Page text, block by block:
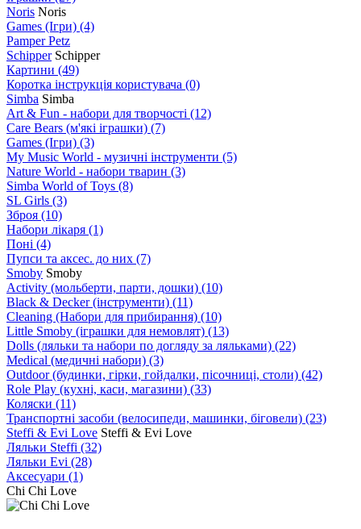
Noris Noris
Games (Ігри) (4)
Pamper Petz
Schipper Schipper
Картини (49)
Коротка інструкція користувача (0)
Simba Simba
Art & Fun - набори для творчості (12)
Care Bears (м'які іграшки) (7)
Games (Ігри) (3)
My Music World - музичні інструменти (5)
Nature World - набори тварин (3)
Simba World of Toys (8)
SL Girls (3)
Зброя (10)
Набори лікаря (1)
Поні (4)
Пупси та аксес. до них (7)
Smoby Smoby
Аctivity (мольберти, парти, дошки) (10)
Black & Decker (інструменти) (11)
Cleaning (Набори для прибирання) (10)
Little Smoby (іграшки для немовлят) (13)
Dolls (ляльки та набори по догляду за ляльками) (22)
Medical (медичні набори) (3)
Outdoor (будинки, гірки, гойдалки, пісочниці, столи) (42)
Role Play (кухні, каси, магазини) (33)
Коляски (11)
Транспортні засоби (велосипеди, машинки, біговели) (23)
Steffi & Evi Love Steffi & Evi Love
Ляльки Steffi (32)
Ляльки Evi (28)
Аксесуари (1)
Chi Chi Love